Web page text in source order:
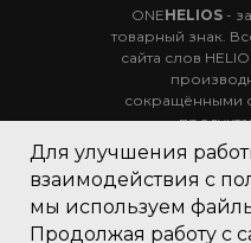
Для улучшения
взаимодействия с
мы используем
Продолжая работу с
Вся информация,
сайте вне
ONEHELIOS-
товарный знак.
сайта слов
сокращёнными